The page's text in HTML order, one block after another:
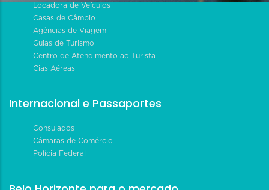
Locadora de Veículos
Casas de Câmbio
Agências de Viagem
Guias de Turismo
Centro de Atendimento ao Turista
Cias Aéreas
Internacional e Passaportes
Consulados
Câmaras de Comércio
Polícia Federal